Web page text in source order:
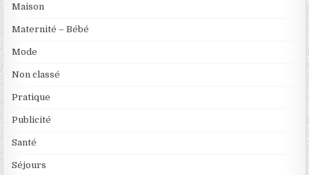
Maison
Maternité – Bébé
Mode
Non classé
Pratique
Publicité
Santé
Séjours